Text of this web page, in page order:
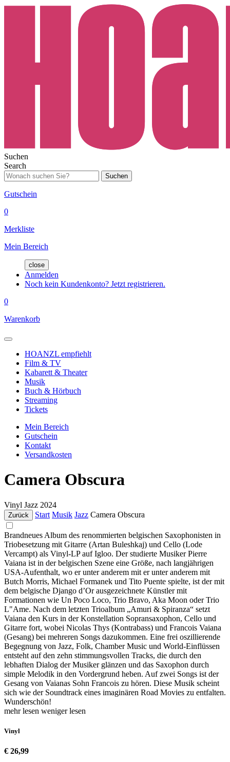
Suchen
Search
Suchen
Gutschein
0
Merkliste
Mein Bereich
close
Anmelden
Noch kein Kundenkonto? Jetzt registrieren.
0
Warenkorb
HOANZL empfiehlt
Film & TV
Kabarett & Theater
Musik
Buch & Hörbuch
Streaming
Tickets
Mein Bereich
Gutschein
Kontakt
Versandkosten
Camera Obscura
Vinyl Jazz 2024
Zurück Start Musik Jazz Camera Obscura
Brandneues Album des renommierten belgischen Saxophonisten in
Triobesetzung mit Gitarre (Artan Buleshkaj) und Cello (Lode
Vercampt) als Vinyl-LP auf Igloo. Der studierte Musiker Pierre
Vaiana ist in der belgischen Szene eine Größe, nach langjährigen
USA-Aufenthalt, wo er unter anderem mit er unter anderem mit
Butch Morris, Michael Formanek und Tito Puente spielte, ist der mit
dem belgische Django d’Or ausgezeichnete Künstler mit
Formationen wie Un Poco Loco, Trio Bravo, Aka Moon oder Trio
L"Ame. Nach dem letzten Trioalbum „Amuri & Spiranza“ setzt
Vaiana den Kurs in der Konstellation Sopransaxophon, Cello und
Gitarre fort, wobei Nicolas Thys (Kontrabass) und Francois Vaiana
(Gesang) bei mehreren Songs dazukommen. Eine frei oszillierende
Begegnung von Jazz, Folk, Chamber Music und World-Einflüssen
entsteht auf den zehn stimmungsvollen Tracks, die durch den
lebhaften Dialog der Musiker glänzen und das Saxophon durch
simple Melodik in den Vordergrund heben. Auf zwei Songs ist der
Gesang von Vaianas Sohn Francois zu hören. Diese Musik scheint
sich wie der Soundtrack eines imaginären Road Movies zu entfalten.
Wunderschön!
mehr lesen weniger lesen
Vinyl
€ 26,99